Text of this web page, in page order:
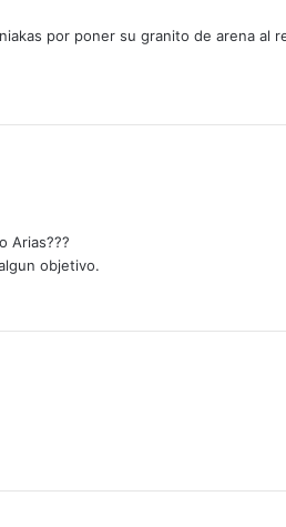
por poner su granito de arena al
Arias???
objetivo.